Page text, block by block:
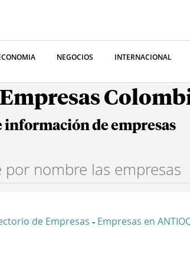
NEGOCIOS INTERNACIONAL
información de empresas
de Empresas - Empresas en